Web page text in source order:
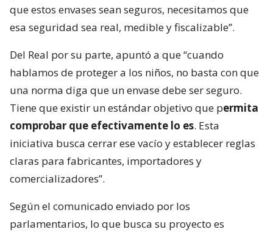
que estos envases sean seguros, necesitamos que
esa seguridad sea real, medible y fiscalizable”.
Del Real por su parte, apuntó a que “cuando
hablamos de proteger a los niños, no basta con que
una norma diga que un envase debe ser seguro.
Tiene que existir un estándar objetivo que permita
comprobar que efectivamente lo es. Esta
iniciativa busca cerrar ese vacío y establecer reglas
claras para fabricantes, importadores y
comercializadores”.
Según el comunicado enviado por los
parlamentarios, lo que busca su proyecto es